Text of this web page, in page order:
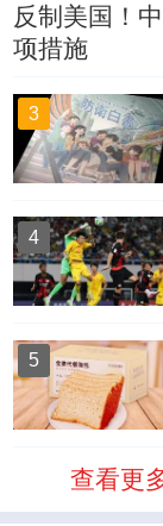
反制美国！
项措施
3
4
5
查看更